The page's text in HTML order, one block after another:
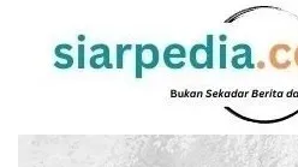
content